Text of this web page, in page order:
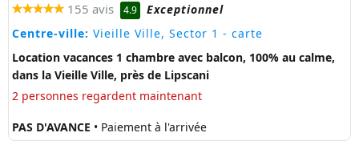
155 avis 4.9
Exceptionnel
Centre-ville: Vieille Ville, Sector 1 - carte
Location vacances 1 chambre avec balcon, 100% au calme,
dans la Vieille Ville, près de Lipscani
2 personnes regardent maintenant
PAS D'AVANCE • Paiement à l'arrivée